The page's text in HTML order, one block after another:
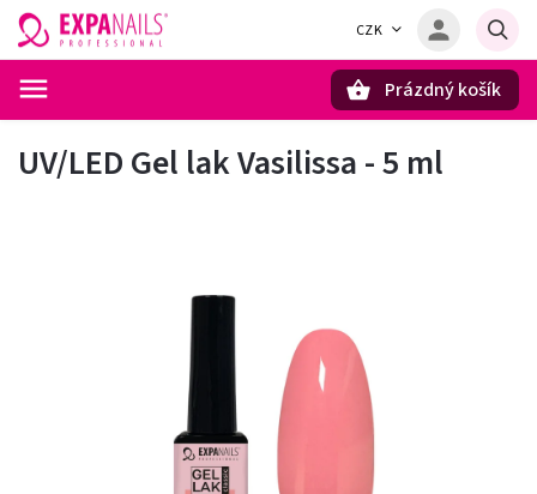
CZK
Prázdný košík
UV/LED Gel lak Vasilissa - 5 ml